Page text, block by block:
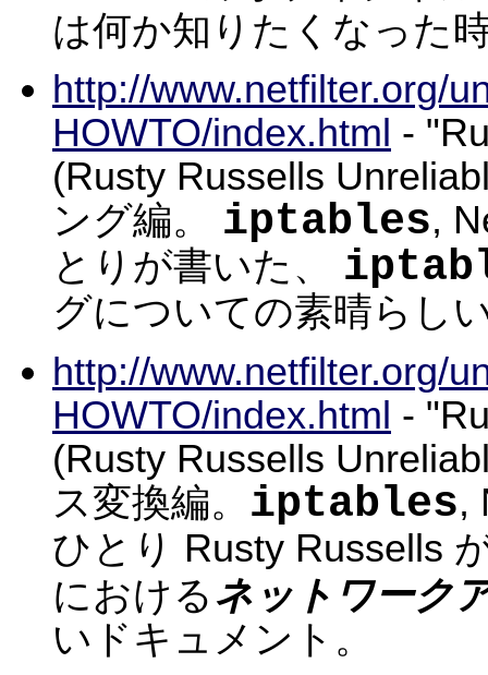
は何か知りたくなった
http://www.netfilter.org/
HOWTO/index.html -
(Rusty Russells
ング編。 iptables,
とりが書いた、
グについての素晴らし
http://www.netfilter.org/
HOWTO/index.html -
(Rusty Russells
ス変換編。 iptables,
ひとり Rusty Russells
における ネットワーク
いドキュメント。